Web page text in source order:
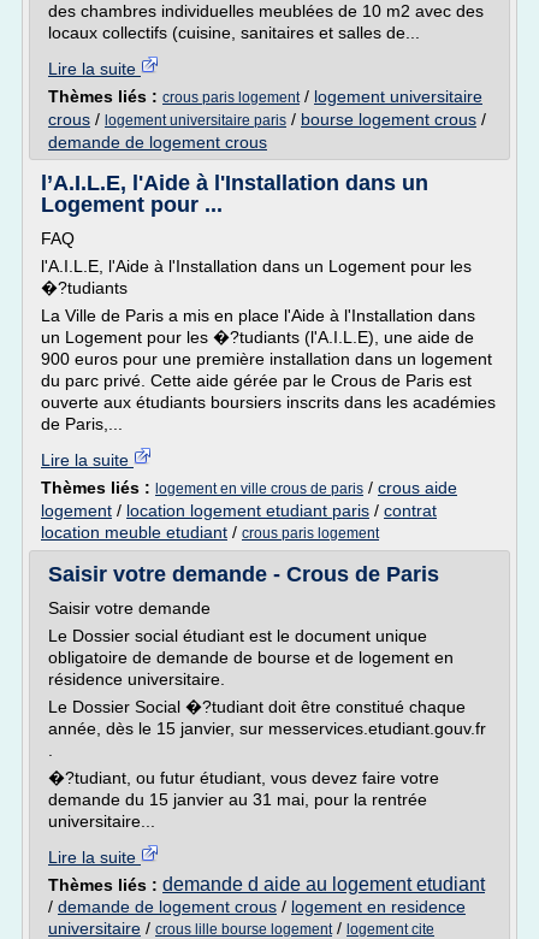
des chambres individuelles meublées de 10 m2 avec des
locaux collectifs (cuisine, sanitaires et salles de...
Lire la suite
Thèmes liés : crous paris logement/ logement universitaire
crous / logement universitaire paris / bourse logement crous /
demande de logement crous
l’A.I.L.E, l'Aide à l'Installation dans un
Logement pour ...
FAQ
l'A.I.L.E, l'Aide à l'Installation dans un Logement pour les
�?tudiants
La Ville de Paris a mis en place l'Aide à l'Installation dans
un Logement pour les �?tudiants (l'A.I.L.E), une aide de
900 euros pour une première installation dans un logement
du parc privé. Cette aide gérée par le Crous de Paris est
ouverte aux étudiants boursiers inscrits dans les académies
de Paris,...
Lire la suite
Thèmes liés : logement en ville crous de paris / crous aide
logement / location logement etudiant paris / contrat
location meuble etudiant / crous paris logement
Saisir votre demande - Crous de Paris
Saisir votre demande
Le Dossier social étudiant est le document unique
obligatoire de demande de bourse et de logement en
résidence universitaire.
Le Dossier Social �?tudiant doit être constitué chaque
année, dès le 15 janvier, sur messervices.etudiant.gouv.fr
�?tudiant, ou futur étudiant, vous devez faire votre
demande du 15 janvier au 31 mai, pour la rentrée
universitaire...
Lire la suite
Thèmes liés : demande d aide au logement etudiant
/ demande de logement crous / logement en residence
universitaire / crous lille bourse logement/ logement cite